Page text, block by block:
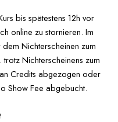
bis spätestens 12h vor
online zu stornieren. Im
Nichterscheinen zum
trotz Nichterscheinens zum
Credits abgezogen oder
Show Fee abgebucht.